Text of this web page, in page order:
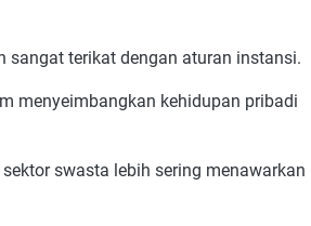
sangat terikat dengan aturan instansi.
menyeimbangkan kehidupan pribadi
swasta lebih sering menawarkan